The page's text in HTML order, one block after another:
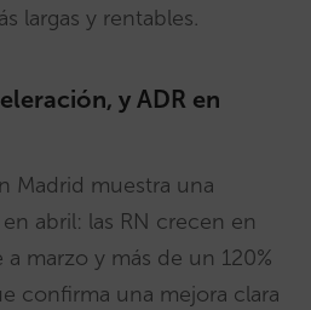
largas y rentables.
y ADR en
Madrid muestra una
abril: las RN crecen en
marzo y más de un 120%
confirma una mejora clara